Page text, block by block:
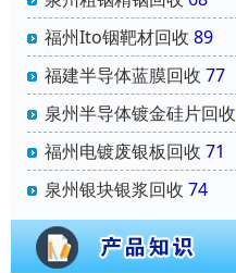
福州Ito铟靶材回收 89
福建半导体蓝膜回收 77
泉州半导体镀金硅片回收
福州电镀废银板回收 71
泉州银块银浆回收 74